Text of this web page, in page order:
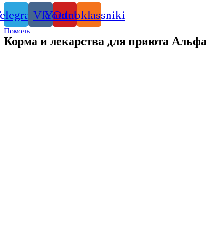
VkYoutube
Odnoklassniki
Помочь
Корма и лекарства для приюта Альфа